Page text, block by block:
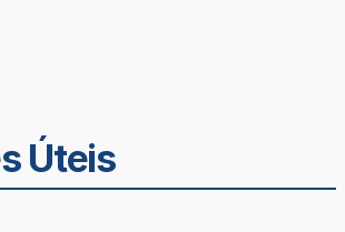
Úteis